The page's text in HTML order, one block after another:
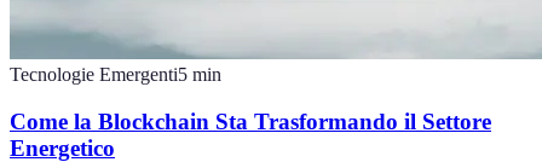
Tecnologie Emergenti5 min
Come la Blockchain Sta Trasformando il Settore
Energetico